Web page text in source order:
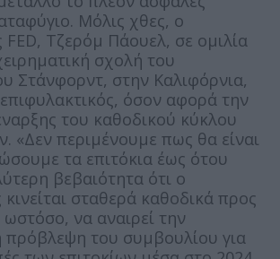
Μόλις χθες, ο
Τζερόμ Πάουελ, σε ομιλία
σχολή του
Στάνφορντ, στην Καλιφόρνια,
όσον αφορά την
του καθοδικού κύκλου
«Δεν περιμένουμε πως θα είναι
τα επιτόκια έως ότου
βεβαιότητα ότι ο
σταθερά καθοδικά προς
να αναιρεί την
του συμβουλίου για